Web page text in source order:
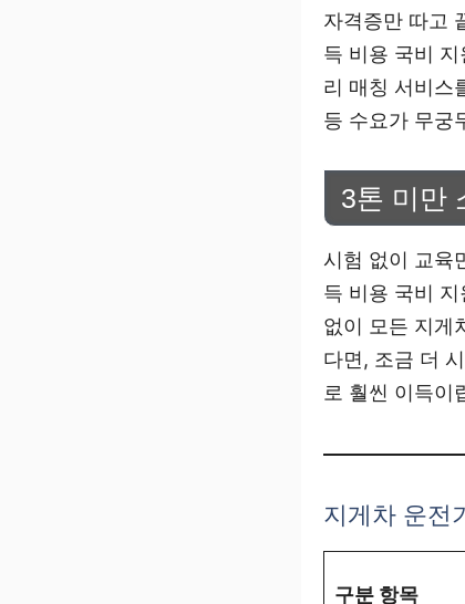
자격증만 따고
득 비용 국비
리 매칭 서비스
등 수요가 무궁
3톤 미만
시험 없이 교육
득 비용 국비
없이 모든 지게
다면, 조금 더
로 훨씬 이득이
지게차 운전
구분 항목